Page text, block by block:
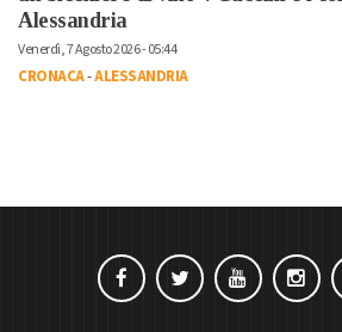
Alessandria
Venerdì, 7 Agosto 2026 - 05:44
CRONACA-ALESSANDRIA